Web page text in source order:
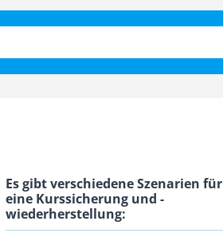
Es gibt verschiedene Szenarien für
eine Kurssicherung und -
wiederherstellung: